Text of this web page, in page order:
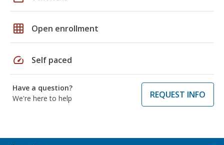
grid_on Open enrollment
speed Self paced
Have a question?
We're here to help
REQUEST INFO